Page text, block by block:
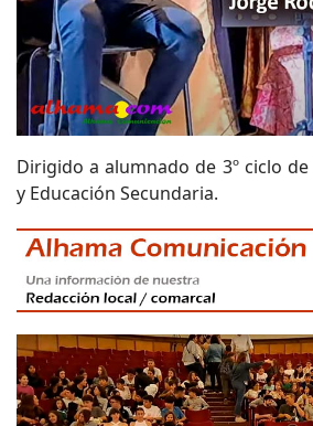
Dirigido a alumnado de 3º ciclo
y Educación Secundaria.